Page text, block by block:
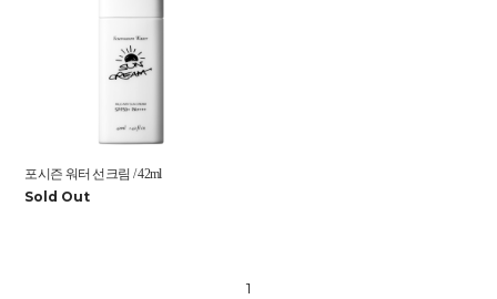
포시즌 워터 선크림 / 42ml
Sold Out
1